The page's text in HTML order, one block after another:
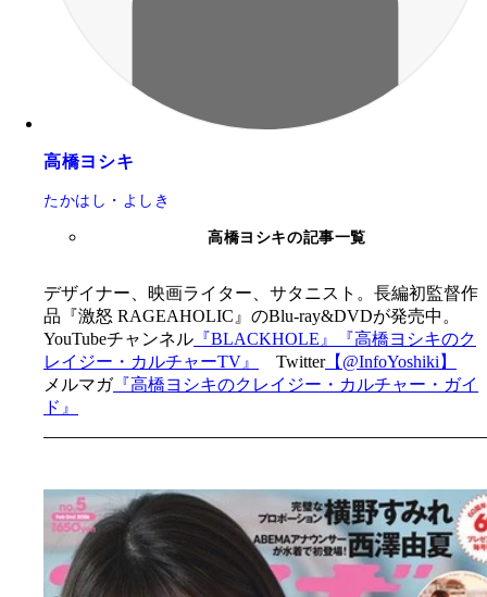
高橋ヨシキ
たかはし・よしき
高橋ヨシキの記事一覧
デザイナー、映画ライター、サタニスト。長編初監督作
品『激怒 RAGEAHOLIC』のBlu-ray&DVDが発売中。
YouTubeチャンネル 『BLACKHOLE』
『高橋ヨシキのク
レイジー・カルチャーTV』
Twitter【@InfoYoshiki】
メルマガ『高橋ヨシキのクレイジー・カルチャー・ガイ
ド』